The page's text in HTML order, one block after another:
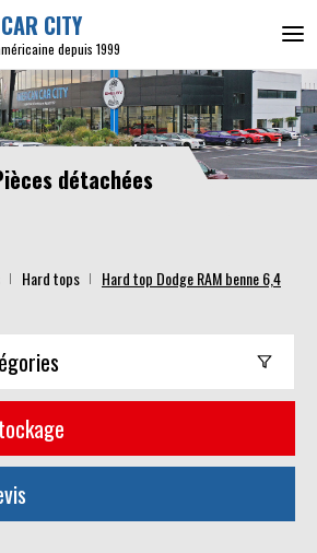
CITY
depuis 1999
détachées
Hard tops Hard top Dodge RAM benne 6,4